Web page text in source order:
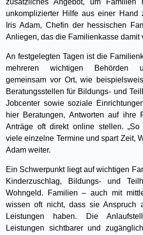
zusätzliches Angebot, um Familien
unkomplizierter Hilfe aus einer Hand
Iris Adam, Chefin der hessischen
Anliegen, das die Familienkasse damit
An festgelegten Tagen ist die
mehreren wichtigen Behörden
gemeinsam vor Ort, wie
Beratungsstellen für Bildungs- und
Jobcenter sowie soziale
hier Beratungen, Antworten auf ihre
Anträge oft direkt online stellen.
viele einzelne Termine und spart Zeit,
Adam weiter.
Ein Schwerpunkt liegt auf wichtigen
Kinderzuschlag, Bildungs- und
Wohngeld. Familien – auch mit
wissen oft nicht, dass sie Anspruch
Leistungen haben. Die
Leistungen sichtbarer und